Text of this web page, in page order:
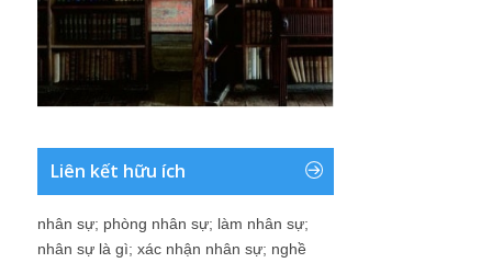
Liên kết hữu ích
nhân sự; phòng nhân sự; làm nhân sự;
nhân sự là gì; xác nhận nhân sự; nghề